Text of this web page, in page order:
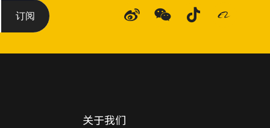
订阅
关于我们